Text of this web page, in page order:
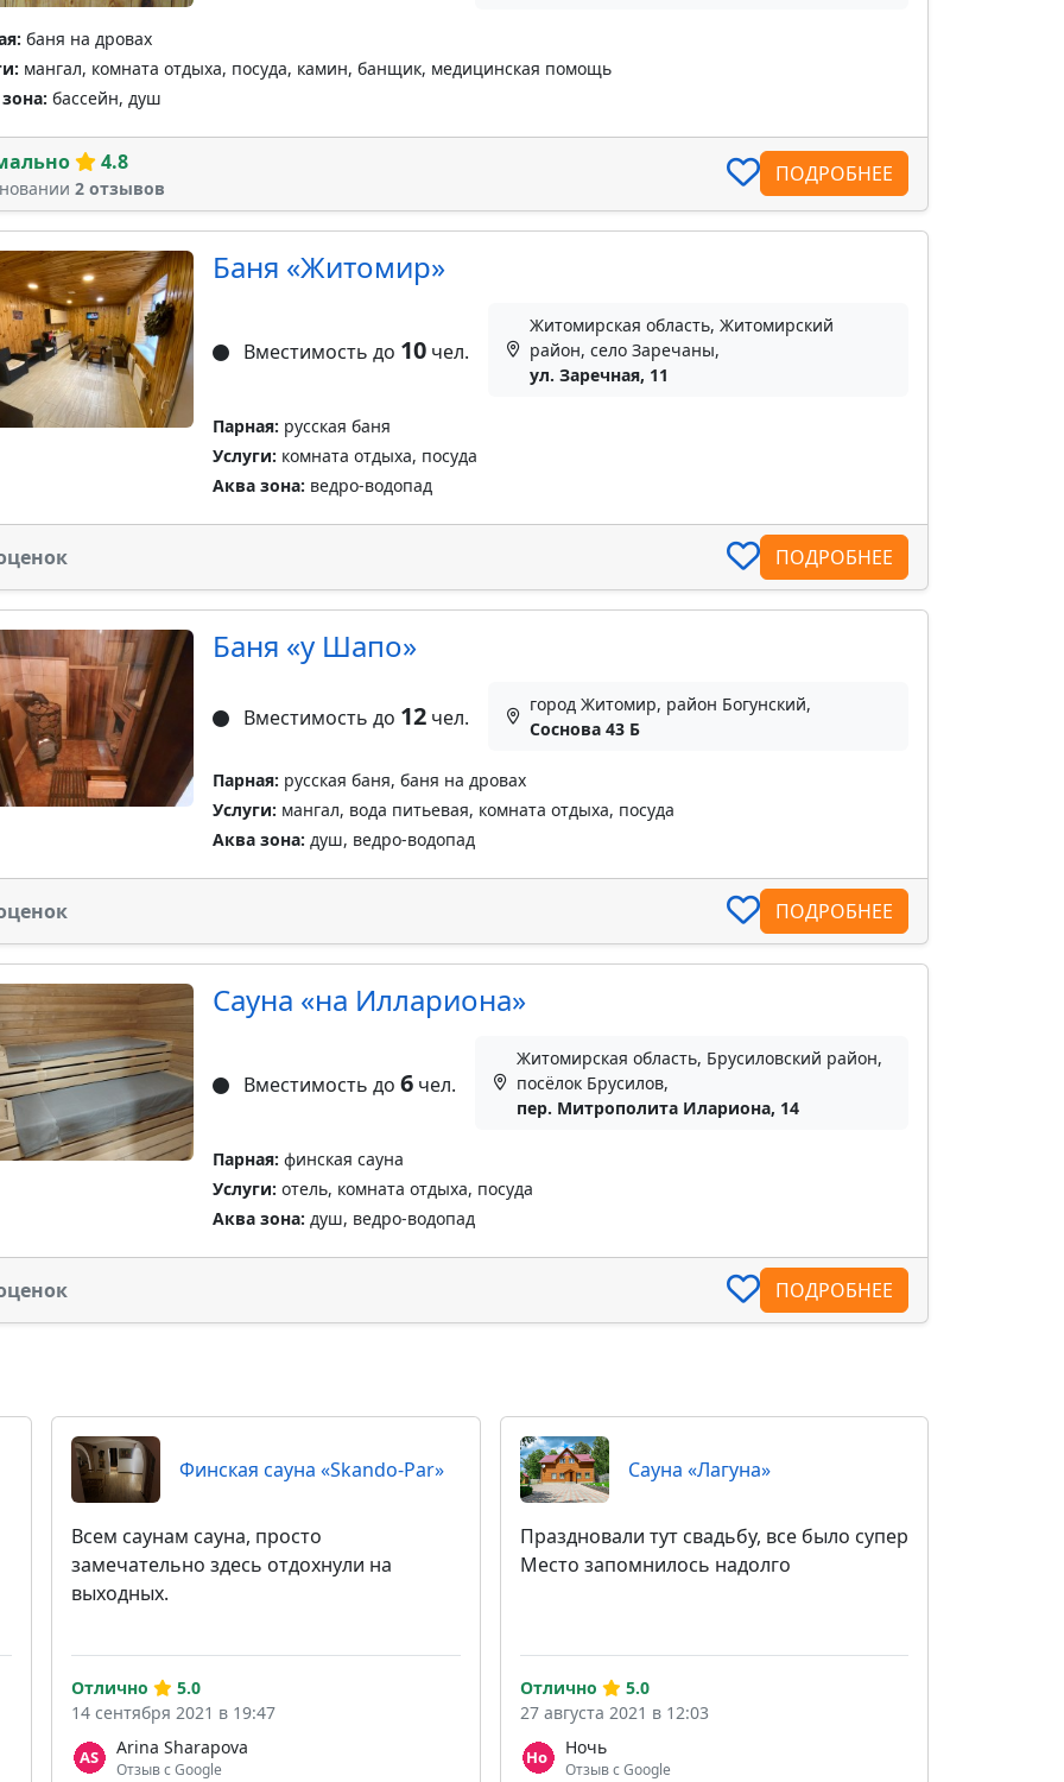
баня на дровах
мангал, комната отдыха, посуда, камин, банщик, медицинская помощь
бассейн, душ
4.8
2 отзывов
ПОДРОБНЕЕ
Баня «Житомир»
Вместимость до 10чел.
Житомирская область, Житомирский
район, село Заречаны,
ул. Заречная, 11
Парная: русская баня
Услуги: комната отдыха, посуда
Аква зона: ведро-водопад
ПОДРОБНЕЕ
Баня «у Шапо»
Вместимость до 12чел.
город Житомир, район Богунский,
Соснова 43 Б
Парная: русская баня, баня на дровах
Услуги: мангал, вода питьевая, комната отдыха, посуда
Аква зона: душ, ведро-водопад
ПОДРОБНЕЕ
Сауна «на Иллариона»
Вместимость до 6чел.
Житомирская область, Брусиловский район,
посёлок Брусилов,
пер. Митрополита Илариона, 14
Парная: финская сауна
Услуги: отель, комната отдыха, посуда
Аква зона: душ, ведро-водопад
ПОДРОБНЕЕ
Финская сауна «Skando-Par»
Всем саунам сауна, просто
замечательно здесь отдохнули на
выходных.
Arina Sharapova
Отзыв с Google
Отлично
5.0
14 сентября 2021 в 19:47
Сауна «Лагуна»
Праздновали тут свадьбу, все было супер
Место запомнилось надолго
Ночь
Отзыв с Google
Отлично
5.0
27 августа 2021 в 12:03